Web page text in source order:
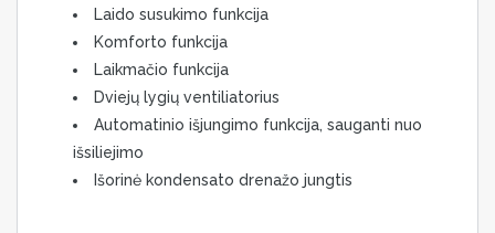
Laido susukimo funkcija
Komforto funkcija
Laikmačio funkcija
Dviejų lygių ventiliatorius
Automatinio išjungimo funkcija, sauganti nuo
išsiliejimo
Išorinė kondensato drenažo jungtis